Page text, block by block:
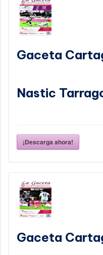
Gaceta
Nastic
¡Descarga ahora!
Gaceta